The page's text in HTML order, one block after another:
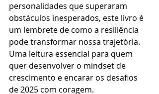
personalidades que superaram
obstáculos inesperados, este livro é
um lembrete de como a resiliência
pode transformar nossa trajetória.
Uma leitura essencial para quem
quer desenvolver o mindset de
crescimento e encarar os desafios
de 2025 com coragem.